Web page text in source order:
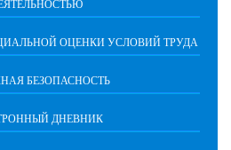
ОЦЕНКИ УСЛОВИЙ ТРУДА
БЕЗОПАСНОСТЬ
ДНЕВНИК